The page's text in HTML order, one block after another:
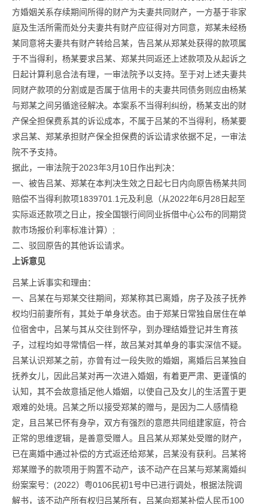
方婚姻关系存续期间所得的财产为夫妻共同财产，一方基于非家
庭及生活所需而处分夫妻共有财产应征得对方同意，郑某未经杨
某同意将夫妻共有财产转给吕某，告吕某从郑某处获得的款项属
于不当得利，杨某要求吕某、郑某共同返还上述款项及从起诉之
日起计算利息合法有理，一审法院予以支持。至于对上述夫妻共
同财产款项的分割或是否属于信用卡的夫妻共同债务则应由杨某
与郑某之间另循途径解决。本案系不当得利纠纷，杨某支出的财
产保全担保费系其的诉讼成本，不属于吕某的不当得利，杨某要
求吕某、郑某承担财产保全担保费的诉讼请求依据不足，一审法
院不予支持。
据此，一审法院于2023年3月10日作出判决：
一、被告吕某、郑某在本判决生效之日起七日内向原告杨某共同
赔偿不当得利款项1839701.1元及利息（从2022年6月28日起至
实际返还款项之日止，按全国银行间同业拆借中心公布的同期贷
款市场报价利率标准计算）;
二、驳回原告的其他诉讼请求。
上诉意见
吕某上诉事实和理由：
一、吕某在与郑某交往期间，郑某称其已离婚，房子及孩子抚养
权均归前妻所有，其处于单身状态。由于郑某日常独自居住在单
位宿舍中，吕某与其从交往到怀孕，到办理结婚登记并生育孩
子，过程均如寻常情侣一样，故吕某对其单身的事实深信不疑。
吕某认识郑某之前，亦曾有过一段失败的婚姻，离婚后吕某独自
抚养女儿，因此吕某对再一次进入婚姻，有着更严肃、更谨慎的
认知，其不会故意插足他人婚姻，以使自己及女儿的生活置于更
艰难的处境。吕某之所以接受郑某的赠与，是因为二人感情稳
定，且吕某已怀有身孕，双方有强烈的意愿共同组建家庭，符合
正常的思维逻辑，是善意受赠人。且吕某从郑某处受赠的财产，
已在离婚中通过补偿的方式返还给郑某，吕某没有获利。吕某将
郑某赠予的款项用于购置不动产，该不动产在吕某与郑某离婚纠
纷案案号：(2022）粤0106民初1号中已进行调处，根据法院调
解书，该不动产所有权归吕某所有，吕某向郑某补偿人民币100